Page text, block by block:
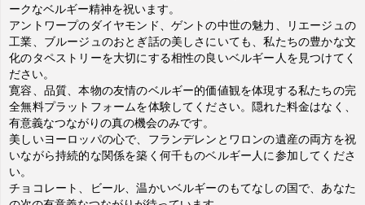
ークなベルギー精神を祝います。
アントワープのダイヤモンド、ゲントの中世の魅力、リエージュの
工業、ブルージュのおとぎ話の美しさにいても、私たちの豊かな文
化のタペストリーを大切にする相性の良いベルギー人を見つけてく
ださい。
寛容、品質、本物の友情のベルギー的価値観を体現する私たちの完
全無料プラットフォームを体験してください。隠れた料金はなく、
有意義なつながりの真の機会のみです。
美しいヨーロッパの心で、フランデレンとワロンの遺産の両方を祝
いながら持続的な関係を築く何千ものベルギー人に参加してくださ
い。
チョコレート、ビール、温かいベルギーのもてなしの国で、あなた